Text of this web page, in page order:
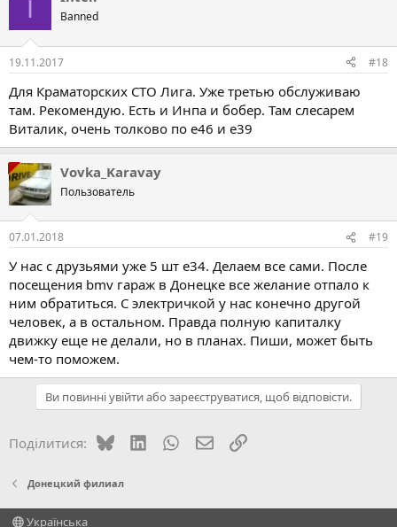
I Banned
19.11.2017 #18
Для Краматорских СТО Лига. Уже третью обслуживаю
там. Рекомендую. Есть и Инпа и бобер. Там слесарем
Виталик, очень толково по е46 и е39
Vovka_Karavay
Пользователь
07.01.2018 #19
У нас с друзьями уже 5 шт е34. Делаем все сами. После
посещения bmv гараж в Донецке все желание отпало к
ним обратиться. С электричкой у нас конечно другой
человек, а в остальном. Правда полную капиталку
движку еще не делали, но в планах. Пиши, может быть
чем-то поможем.
Ви повинні увійти або зареєструватися, щоб відповісти.
Поділитися: BlueskyLinkedInWhatsApp
E-mailПосилання
Донецкий филиал
Українська